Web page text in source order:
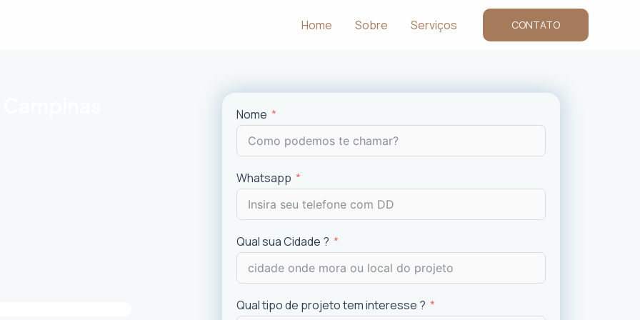
Home Sobre Serviços CONTATO
Nome
Whatsapp
Qual sua Cidade ?
Qual tipo de projeto tem interesse ?